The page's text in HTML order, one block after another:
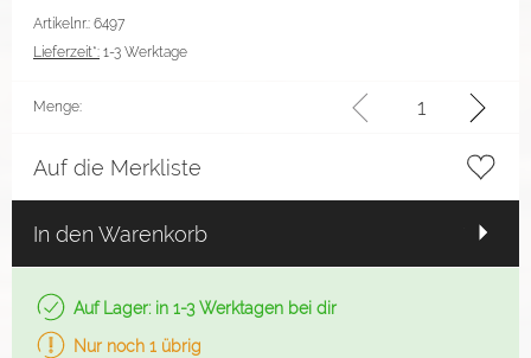
Artikelnr.: 6497
Lieferzeit*: 1-3 Werktage
Menge:
Auf die Merkliste
In den Warenkorb
Auf Lager: in 1-3 Werktagen bei dir
Nur noch 1 übrig